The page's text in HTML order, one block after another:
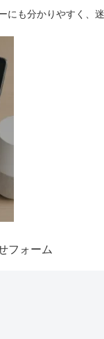
も分かりやすく、
フォーム